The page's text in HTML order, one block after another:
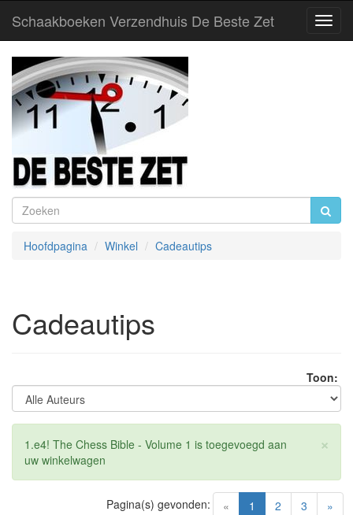
Schaakboeken Verzendhuis De Beste Zet
Hoofdpagina Winkel Cadeautips
Cadeautips
Toon:
×
1.e4! The Chess Bible - Volume 1 is toegevoegd aan
uw winkelwagen
« 1 (current)
2 3 »
Pagina(s) gevonden: